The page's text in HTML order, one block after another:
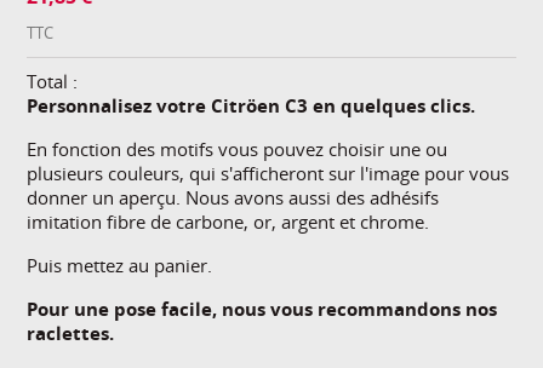
TTC
Total :
Personnalisez votre Citröen C3 en quelques clics.
En fonction des motifs vous pouvez choisir une ou
plusieurs couleurs, qui s'afficheront sur l'image pour vous
donner un aperçu. Nous avons aussi des adhésifs
imitation fibre de carbone, or, argent et chrome.
Puis mettez au panier.
Pour une pose facile, nous vous recommandons nos
raclettes.